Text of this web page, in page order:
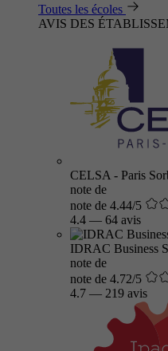
Toutes les écoles
AVIS DES
CELSA - Paris
note de
note de 4.44/5
4.4 — 64 avis
IDRAC Business
note de
note de 4.72/5
4.7 — 219 avis